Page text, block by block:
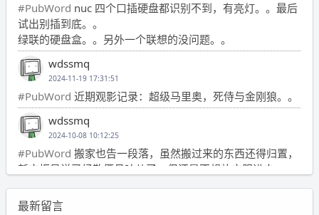
#PubWord nuc 四个口插硬盘都识别不到，有亮灯。。最后
试出别插到底。。
绿联的硬盘盒。。另外一个联想的没问题。。
wdssmq
2024-11-19 17:31:51
#PubWord 近期观影记录：超级马里奥，死侍与金刚狼。。
wdssmq
2024-10-08 10:12:25
#PubWord 搬家也告一段落，虽然搬过来的东西还得归置，
新衣柜虽说已经散俩月味儿了，但还是不想放衣服进去。
wdssmq
2024-09-23 21:00:49
最新留言